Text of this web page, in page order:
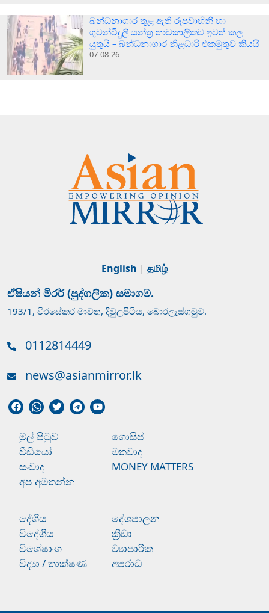
බන්ධනාගාර තුළ ඇති රූපවාහිනී හා
ගුවන්විදුලි යන්ත්‍ර තාවකාලිකව ඉවත් කල
යුතුයි – බන්ධනාගාර නිළධාරි එකමුතුව කියයි
07-08-26
English | தமிழ்
ඒෂියන් මිරර් (පුද්ගලික) සමාගම.
193/1, වීරසේකර මාවත, දිවුලපිටිය, බොරලැස්ගමුව.
0112814449
news@asianmirror.lk
මුල් පිටුව
ගොසිප්
වීඩියෝ
මතවාද
සංවාද
MONEY MATTERS
අප අමතන්න
දේශීය
දේශපාලන
විදේශීය
ක්‍රීඩා
විශේෂාංග
ව්‍යාපාරික
විද්‍යා / තාක්ෂණ
අපරාධ